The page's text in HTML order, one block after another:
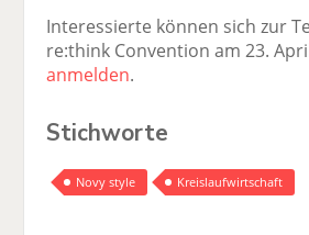
Interessierte können sich zur
re:think Convention am 23.
anmelden.
Stichworte
Novy style Kreislaufwirtschaft